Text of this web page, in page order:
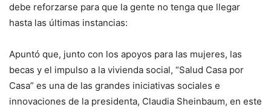
debe reforzarse para que la gente no tenga que llegar
hasta las últimas instancias:
Apuntó que, junto con los apoyos para las mujeres, las
becas y el impulso a la vivienda social, “Salud Casa por
Casa” es una de las grandes iniciativas sociales e
innovaciones de la presidenta, Claudia Sheinbaum, en este